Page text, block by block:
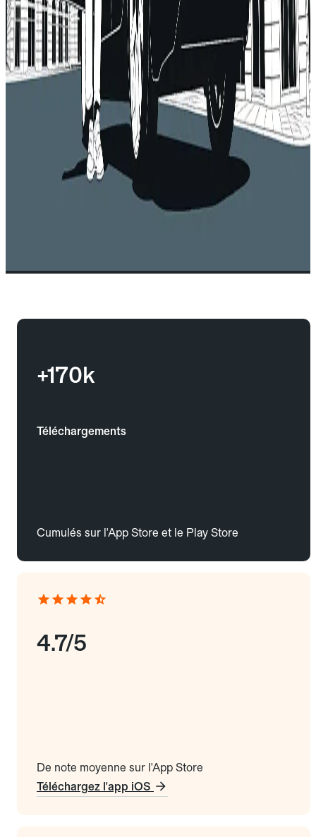
+170k
Téléchargements
Cumulés sur l'App Store et le Play Store
4.7/5
De note moyenne sur l'App Store
Téléchargez l'app iOS